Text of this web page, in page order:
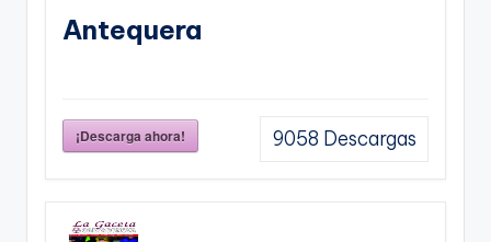
Antequera
¡Descarga ahora! 9058 Descargas